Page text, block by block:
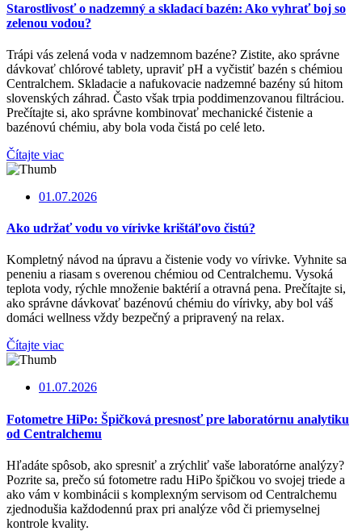
Starostlivosť o nadzemný a skladací bazén: Ako vyhrať boj so
zelenou vodou?
Trápi vás zelená voda v nadzemnom bazéne? Zistite, ako správne
dávkovať chlórové tablety, upraviť pH a vyčistiť bazén s chémiou
Centralchem. Skladacie a nafukovacie nadzemné bazény sú hitom
slovenských záhrad. Často však trpia poddimenzovanou filtráciou.
Prečítajte si, ako správne kombinovať mechanické čistenie a
bazénovú chémiu, aby bola voda čistá po celé leto.
Čítajte viac
01.07.2026
Ako udržať vodu vo vírivke krištáľovo čistú?
Kompletný návod na úpravu a čistenie vody vo vírivke. Vyhnite sa
peneniu a riasam s overenou chémiou od Centralchemu. Vysoká
teplota vody, rýchle množenie baktérií a otravná pena. Prečítajte si,
ako správne dávkovať bazénovú chémiu do vírivky, aby bol váš
domáci wellness vždy bezpečný a pripravený na relax.
Čítajte viac
01.07.2026
Fotometre HiPo: Špičková presnosť pre laboratórnu analytiku
od Centralchemu
Hľadáte spôsob, ako spresniť a zrýchliť vaše laboratórne analýzy?
Pozrite sa, prečo sú fotometre radu HiPo špičkou vo svojej triede a
ako vám v kombinácii s komplexným servisom od Centralchemu
zjednodušia každodennú prax pri analýze vôd či priemyselnej
kontrole kvality.